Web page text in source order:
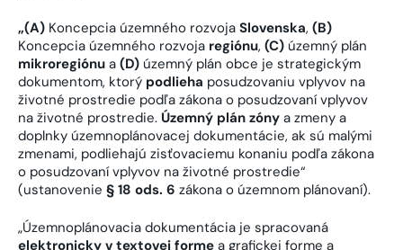
„(A) Koncepcia územného rozvoja Slovenska, (B)
Koncepcia územného rozvoja regiónu, (C) územný plán
mikroregiónu a (D) územný plán obce je strategickým
dokumentom, ktorý podlieha posudzovaniu vplyvov na
životné prostredie podľa zákona o posudzovaní vplyvov
na životné prostredie. Územný plán zóny a zmeny a
doplnky územnoplánovacej dokumentácie, ak sú malými
zmenami, podliehajú zisťovaciemu konaniu podľa zákona
o posudzovaní vplyvov na životné prostredie“
(ustanovenie § 18 ods. 6 zákona o územnom plánovaní).
„Územnoplánovacia dokumentácia je spracovaná
elektronicky v textovej forme a grafickej forme a